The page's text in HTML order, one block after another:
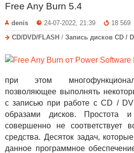
Free Any Burn 5.4
denis 24-07-2022, 21:39
18 569
CD/DVD/FLASH / Запись дисков CD /
при этом
позволяющее выполнять
с записью при работе с CD /
образами дисков. Простота
совершенно не соответствует
средства. Десяток задач,
данное программное